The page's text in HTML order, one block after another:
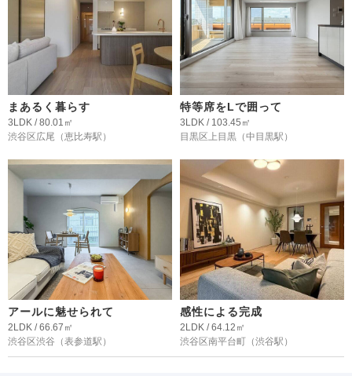
まあるく暮らす
3LDK / 80.01㎡
渋谷区広尾 （恵比寿駅）
特等席をLで囲って
3LDK / 103.45㎡
目黒区上目黒 （中目黒駅）
アールに魅せられて
2LDK / 66.67㎡
渋谷区渋谷 （表参道駅）
感性による完成
2LDK / 64.12㎡
渋谷区南平台町 （渋谷駅）